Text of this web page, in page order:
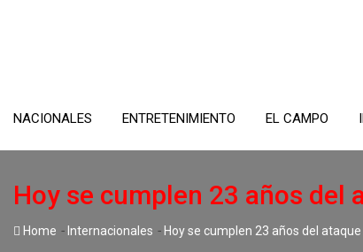
NACIONALES ENTRETENIMIENTO EL CAMPO
Hoy se cumplen 23 años del
Home - Internacionales - Hoy se cumplen 23 años del